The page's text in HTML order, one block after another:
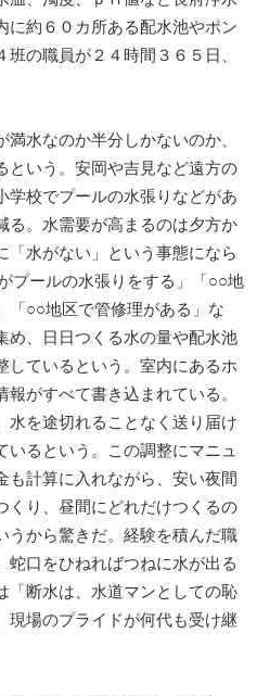
に約６０カ所ある配水池やポン
の職員が２４時間３６５日、
水なのか半分しかないのか、
という。安岡や吉見など遠方の
学校でプールの水張りなどがあ
る。水需要が高まるのは夕方か
「水がない」という事態になら
プールの水張りをする」「○○地
「○○地区で管修理がある」な
め、日日つくる水の量や配水池
しているという。室内にあるホ
がすべて書き込まれている。
水を途切れることなく送り届け
いるという。この調整にマニュ
も計算に入れながら、安い夜間
くり、昼間にどれだけつくるの
うから驚きだ。経験を積んだ職
蛇口をひねればつねに水が出る
「断水は、水道マンとしての恥
現場のプライドが何代も受け継